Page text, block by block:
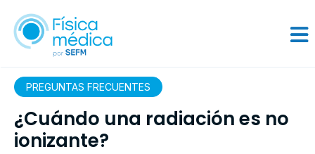
PREGUNTAS FRECUENTES
¿Cuándo una radiación es no
ionizante?